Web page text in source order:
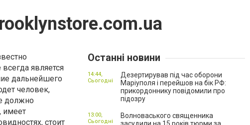
является
дальнейшего
человек,
должно
имеет
стоит
Останні новини
Дезертирував під час оборони
Маріуполя і перейшов на бік РФ:
прикордоннику повідомили про
підозру
14:44,
Сьогодні
Волноваського священника
13:00,
Сьогодні